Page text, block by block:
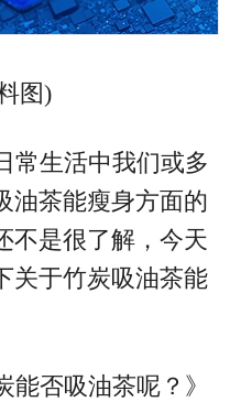
图)
常生活中我们或多
油茶能瘦身方面的
不是很了解，今天
关于竹炭吸油茶能
能否吸油茶呢？》